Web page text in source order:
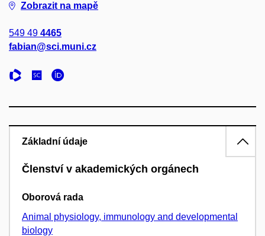
Zobrazit na mapě
549 49 4465
fabian@sci.muni.cz
Základní údaje
Členství v akademických orgánech
Oborová rada
Animal physiology, immunology and developmental
biology